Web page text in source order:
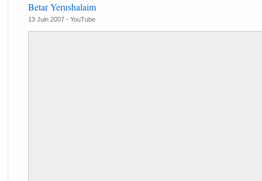
Betar Yerushalaim
13 Juin 2007 - YouTube